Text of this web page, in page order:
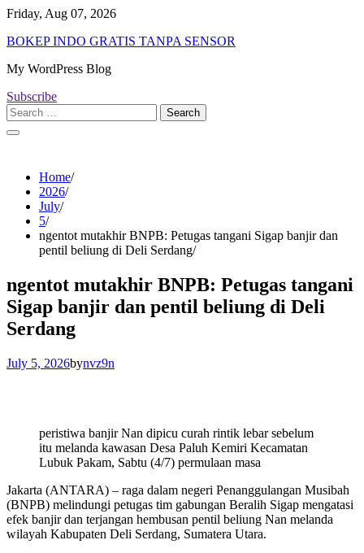
Skip
content
Friday, Aug 07, 2026
BOKEP INDO GRATIS TANPA SENSOR
My WordPress Blog
Subscribe
Search
for:
Home
2026
July
5
ngentot mutakhir BNPB: Petugas tangani Sigap banjir dan
pentil beliung di Deli Serdang
ngentot mutakhir BNPB: Petugas tangani
Sigap banjir dan pentil beliung di Deli
Serdang
July 5, 2026bynvz9n
peristiwa banjir Nan dipicu curah rintik lebar sebelum
itu melanda kawasan Desa Paluh Kemiri Kecamatan
Lubuk Pakam, Sabtu (4/7) permulaan masa
Jakarta (ANTARA) – raga dalam negeri Penanggulangan Musibah
(BNPB) melindungi petugas tim gabungan Beralih Sigap mengatasi
efek banjir dan terjangan hembusan pentil beliung Nan melanda
wilayah Kabupaten Deli Serdang, Sumatera Utara.